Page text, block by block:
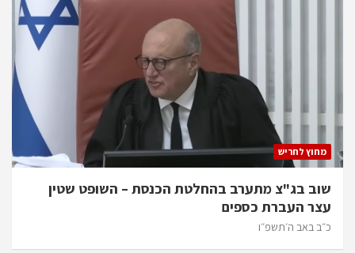
מחוץ לחריש
שוב בג"צ מתערב בהחלטת הכנסת – השופט שטין
עצר העברת כספים
כ״ב באב ה׳תשפ״ו